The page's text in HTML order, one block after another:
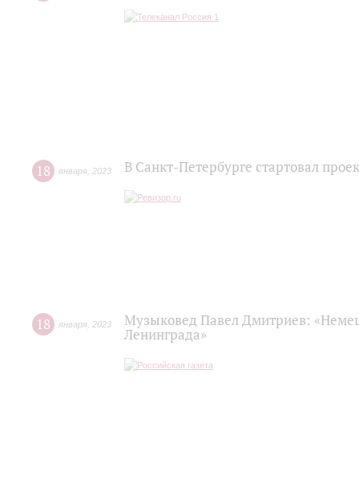
18 января 2023 В Санкт-Петербурге стартовал
18 января 2023
Музыковед Павел Дмитриев:
Ленинграда»